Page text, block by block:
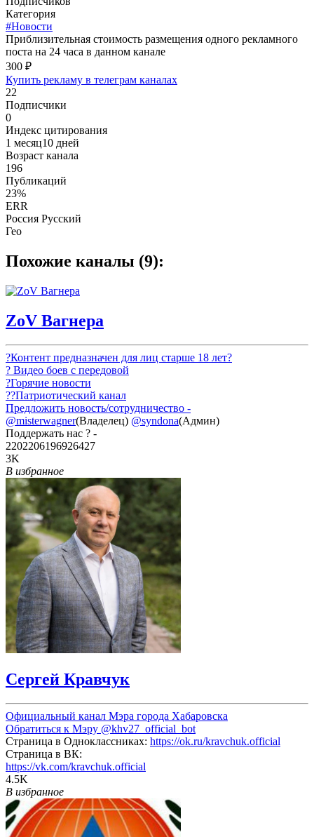
Категория
#Новости
Приблизительная стоимость размещения одного рекламного
поста на 24 часа в данном канале
300 ₽
Купить рекламу в телеграм каналах
22
Подписчики
0
Индекс цитирования
1 месяц10 дней
Возраст канала
196
Публикаций
23%
ERR
Россия Русский
Гео
Похожие каналы (9):
ZoV Вагнера
?Контент предназначен для лиц старше 18 лет?
? Видео боев с передовой
?Горячие новости
??Патриотический канал
Предложить новость/сотрудничество -
@misterwagner(Владелец) @syndona(Админ)
Поддержать нас ? -
2202206196926427
3K
В избранное
Сергей Кравчук
Официальный канал Мэра города Хабаровска
Обратиться к Мэру @khv27_official_bot
Страница в Одноклассниках: https://ok.ru/kravchuk.official
Страница в ВК:
https://vk.com/kravchuk.official
4.5K
В избранное